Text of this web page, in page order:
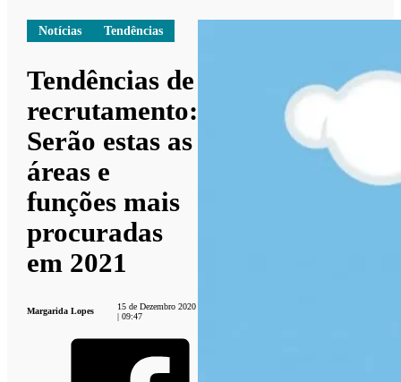
Notícias Tendências
Tendências de
recrutamento:
Serão estas as
áreas e
funções mais
procuradas
em 2021
Margarida Lopes
15 de Dezembro 2020
| 09:47